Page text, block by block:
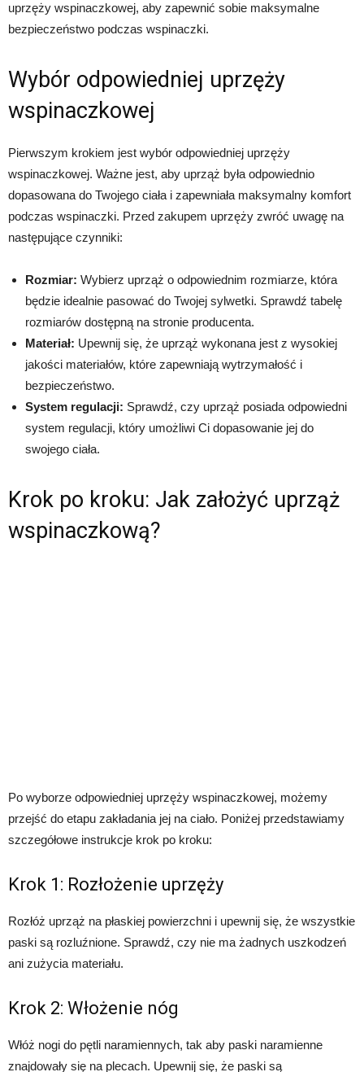
uprzęży wspinaczkowej, aby zapewnić sobie maksymalne
bezpieczeństwo podczas wspinaczki.
Wybór odpowiedniej uprzęży
wspinaczkowej
Pierwszym krokiem jest wybór odpowiedniej uprzęży
wspinaczkowej. Ważne jest, aby uprząż była odpowiednio
dopasowana do Twojego ciała i zapewniała maksymalny komfort
podczas wspinaczki. Przed zakupem uprzęży zwróć uwagę na
następujące czynniki:
Rozmiar: Wybierz uprząż o odpowiednim rozmiarze, która
będzie idealnie pasować do Twojej sylwetki. Sprawdź tabelę
rozmiarów dostępną na stronie producenta.
Materiał: Upewnij się, że uprząż wykonana jest z wysokiej
jakości materiałów, które zapewniają wytrzymałość i
bezpieczeństwo.
System regulacji: Sprawdź, czy uprząż posiada odpowiedni
system regulacji, który umożliwi Ci dopasowanie jej do
swojego ciała.
Krok po kroku: Jak założyć uprząż
wspinaczkową?
Po wyborze odpowiedniej uprzęży wspinaczkowej, możemy
przejść do etapu zakładania jej na ciało. Poniżej przedstawiamy
szczegółowe instrukcje krok po kroku:
Krok 1: Rozłożenie uprzęży
Rozłóż uprząż na płaskiej powierzchni i upewnij się, że wszystkie
paski są rozluźnione. Sprawdź, czy nie ma żadnych uszkodzeń
ani zużycia materiału.
Krok 2: Włożenie nóg
Włóż nogi do pętli naramiennych, tak aby paski naramienne
znajdowały się na plecach. Upewnij się, że paski są